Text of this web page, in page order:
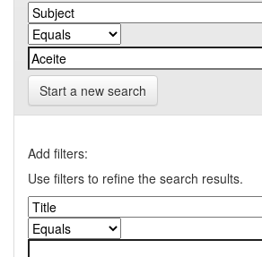
Start a new search
Add filters:
Use filters to refine the search results.